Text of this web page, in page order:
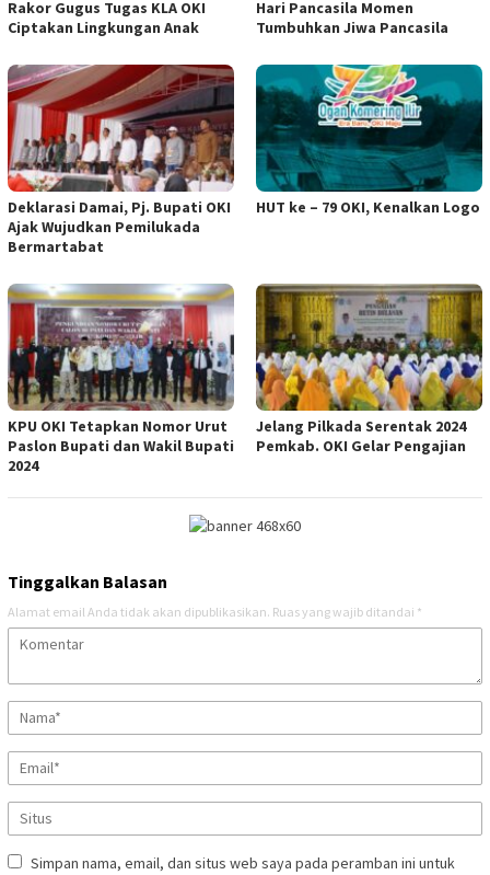
Rakor Gugus Tugas KLA OKI
Ciptakan Lingkungan Anak
Hari Pancasila Momen
Tumbuhkan Jiwa Pancasila
Deklarasi Damai, Pj. Bupati OKI
Ajak Wujudkan Pemilukada
Bermartabat
HUT ke – 79 OKI, Kenalkan Logo
KPU OKI Tetapkan Nomor Urut
Paslon Bupati dan Wakil Bupati
2024
Jelang Pilkada Serentak 2024
Pemkab. OKI Gelar Pengajian
Tinggalkan Balasan
Alamat email Anda tidak akan dipublikasikan. Ruas yang wajib ditandai *
Simpan nama, email, dan situs web saya pada peramban ini untuk